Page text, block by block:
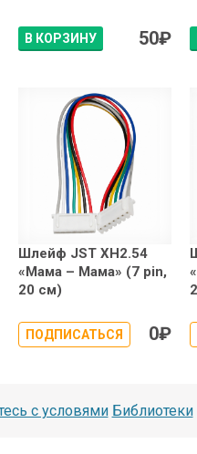
В КОРЗИНУ 50₽
Шлейф JST XH2.54
«Мама – Мама» (7 pin,
20 см)
ПОДПИСАТЬСЯ 0₽
с условями Библиотеки